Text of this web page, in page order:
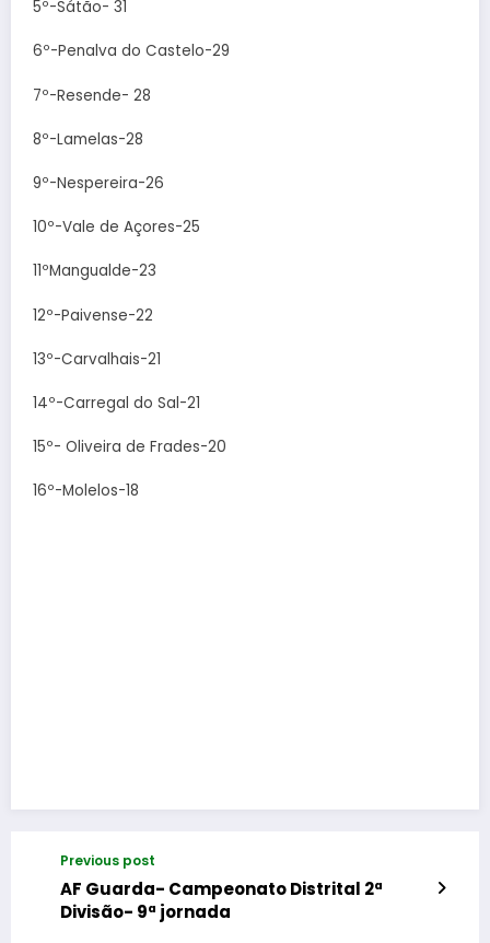
5º-Sátão- 31
6º-Penalva do Castelo-29
7º-Resende- 28
8º-Lamelas-28
9º-Nespereira-26
10º-Vale de Açores-25
11ºMangualde-23
12º-Paivense-22
13º-Carvalhais-21
14º-Carregal do Sal-21
15º- Oliveira de Frades-20
16º-Molelos-18
Previous post
AF Guarda- Campeonato Distrital 2ª
Divisão- 9ª jornada